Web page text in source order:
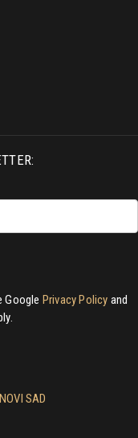
Google Privacy Policy and
SAD